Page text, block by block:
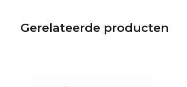
Gerelateerde producten